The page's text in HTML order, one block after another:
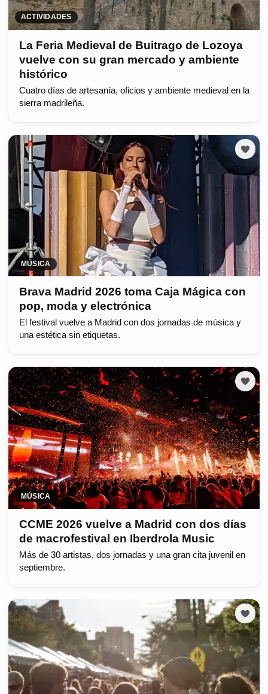
ACTIVIDADES
La Feria Medieval de Buitrago de Lozoya
vuelve con su gran mercado y ambiente
histórico
Cuatro días de artesanía, oficios y ambiente medieval en la
sierra madrileña.
MÚSICA
Brava Madrid 2026 toma Caja Mágica con
pop, moda y electrónica
El festival vuelve a Madrid con dos jornadas de música y
una estética sin etiquetas.
MÚSICA
CCME 2026 vuelve a Madrid con dos días
de macrofestival en Iberdrola Music
Más de 30 artistas, dos jornadas y una gran cita juvenil en
septiembre.